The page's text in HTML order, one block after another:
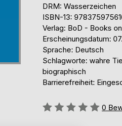
DRM: Wasserzeichen
ISBN-13:
Verlag: BoD - Books
Erscheinungsdatum:
Sprache: Deutsch
Schlagworte: wahre
biographisch
Barrierefreiheit:
Bewertung::
0